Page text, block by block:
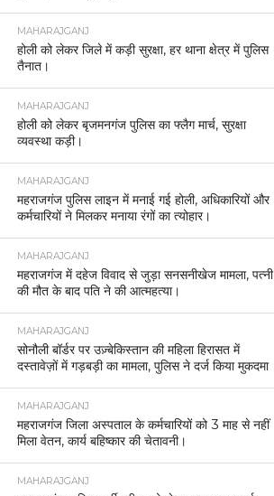
MAHARAJGANJ
होली को लेकर जिले में कड़ी सुरक्षा, हर थाना क्षेत्र में पुलिस
तैनात।
MAHARAJGANJ
होली को लेकर बृजमनगंज पुलिस का फ्लैग मार्च, सुरक्षा
व्यवस्था कड़ी।
MAHARAJGANJ
महराजगंज पुलिस लाइन में मनाई गई होली, अधिकारियों और
कर्मचारियों ने मिलकर मनाया रंगों का त्योहार।
MAHARAJGANJ
महराजगंज में दहेज विवाद से जुड़ा सनसनीखेज मामला, पत्नी
की मौत के बाद पति ने की आत्महत्या।
MAHARAJGANJ
सोनौली बॉर्डर पर उज़्बेकिस्तान की महिला हिरासत में
दस्तावेज़ों में गड़बड़ी का मामला, पुलिस ने दर्ज किया मुकदमा
MAHARAJGANJ
महराजगंज जिला अस्पताल के कर्मचारियों को 3 माह से नहीं
मिला वेतन, कार्य बहिष्कार की चेतावनी।
MAHARAJGANJ